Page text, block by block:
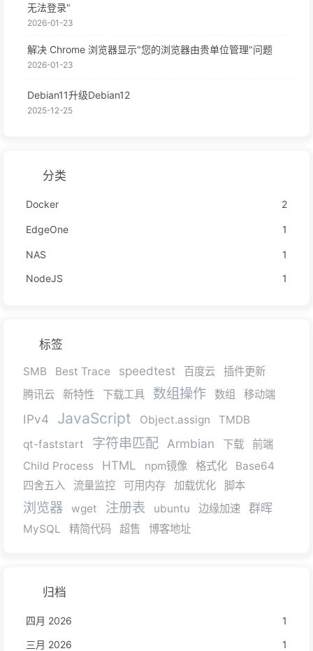
无法登录"
2026-01-23
解决 Chrome 浏览器显示"您的浏览器由贵单位管理"问题
2026-01-23
Debian11升级Debian12
2025-12-25
分类
Docker 2
EdgeOne 1
NAS
1
NodeJS
1
标签
SMB Best Trace speedtest 百度云
插件更新
腾讯云
新特性 下载工具 数组操作 数组 移动端
IPv4 JavaScript Object.assign
TMDB
qt-faststart
字符串匹配 Armbian 下载
前端
Child Process
HTML npm镜像 格式化
Base64
四舍五入
流量监控 可用内存 加载优化 脚本
浏览器 wget 注册表 ubuntu 边缘加速 群晖
MySQL 精简代码 超售 博客地址
归档
四月 2026
1
三月 2026
1